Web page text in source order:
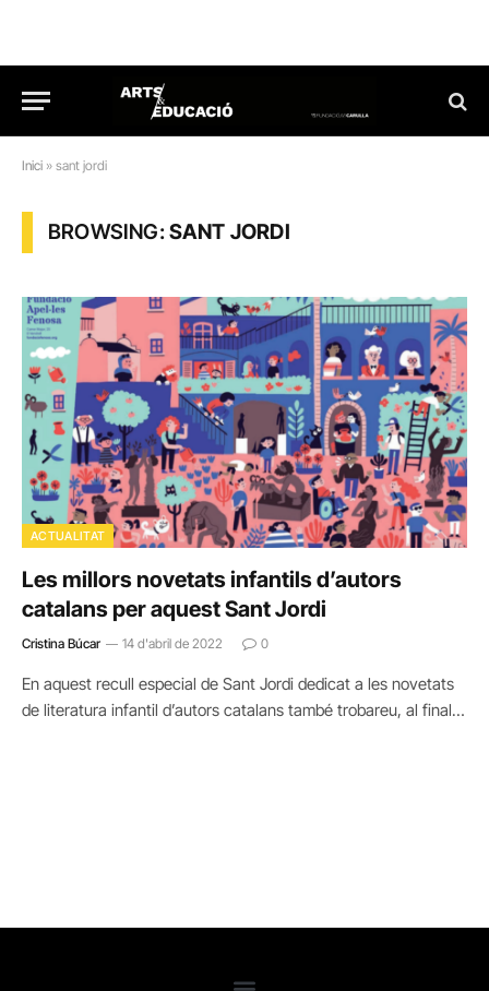
Inici » sant jordi
BROWSING:SANT JORDI
ACTUALITAT
Les millors novetats infantils d’autors
catalans per aquest Sant Jordi
Cristina Búcar 14 d'abril de 2022 0
En aquest recull especial de Sant Jordi dedicat a les novetats
de literatura infantil d’autors catalans també trobareu, al final…